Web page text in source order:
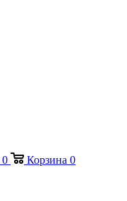
0 Корзина 0